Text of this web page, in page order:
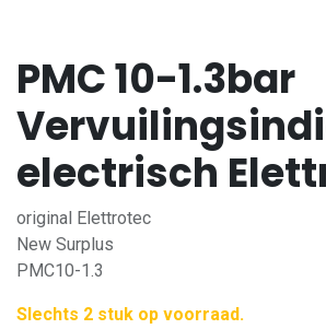
PMC 10-1.3bar
electrisch
original Elettrotec
New Surplus
PMC10-1.3
Slechts 2 stuk op voorraad.